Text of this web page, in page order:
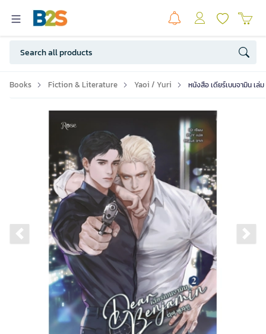
Books Fiction & Literature Yaoi / Yuri หนังสือ เดียร์เบนจามิน เล่
Previous slide